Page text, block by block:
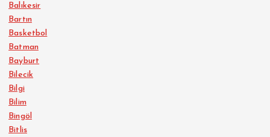
Balıkesir
Bartın
Basketbol
Batman
Bayburt
Bilecik
Bilgi
Bilim
Bingöl
Bitlis